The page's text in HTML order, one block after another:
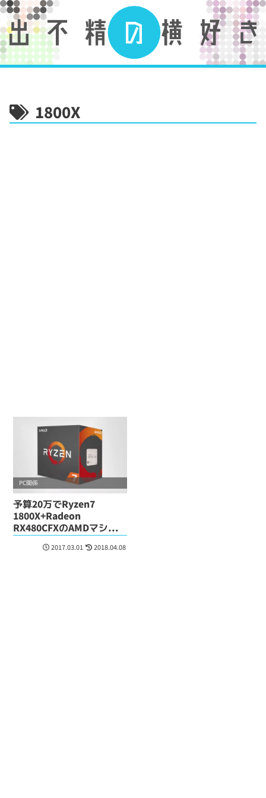
1800X
PC関係
予算20万でRyzen7
1800X+Radeon
RX480CFXのAMDマシンの
構成を考える
2017.03.01 2018.04.08